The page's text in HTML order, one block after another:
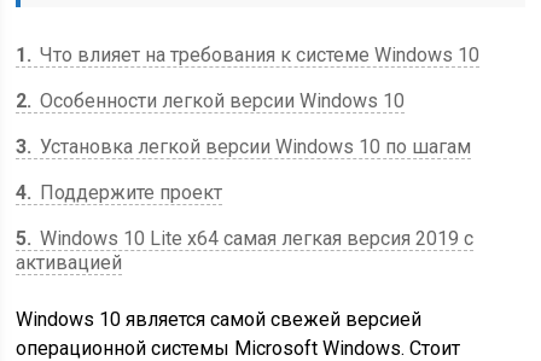
1
Что влияет на требования к системе Windows 10
2 Особенности легкой версии Windows 10
3 Установка легкой версии Windows 10 по шагам
4
Поддержите проект
5 Windows 10 Lite x64 самая легкая версия 2019 с
активацией
Windows 10 является самой свежей версией
операционной системы Microsoft Windows. Стоит